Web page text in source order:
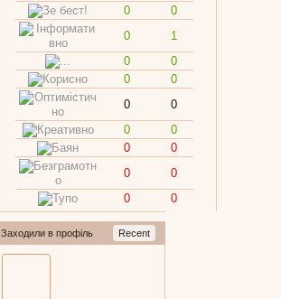
0
0
0
1
0
0
0
0
0
0
0
0
0
0
0
0
0
0
Заходили в профіль Recent